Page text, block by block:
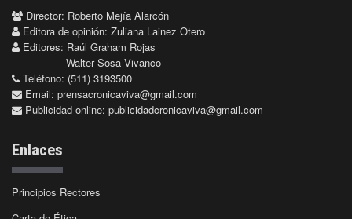
Director: Roberto Mejía Alarcón
Editora de opinión: Zuliana Lainez Otero
Editores: Raúl Graham Rojas
Walter Sosa Vivanco
Teléfono: (511) 3193500
Email: prensacronicaviva@gmail.com
Publicidad online: publicidadcronicaviva@gmail.com
Enlaces
Principios Rectores